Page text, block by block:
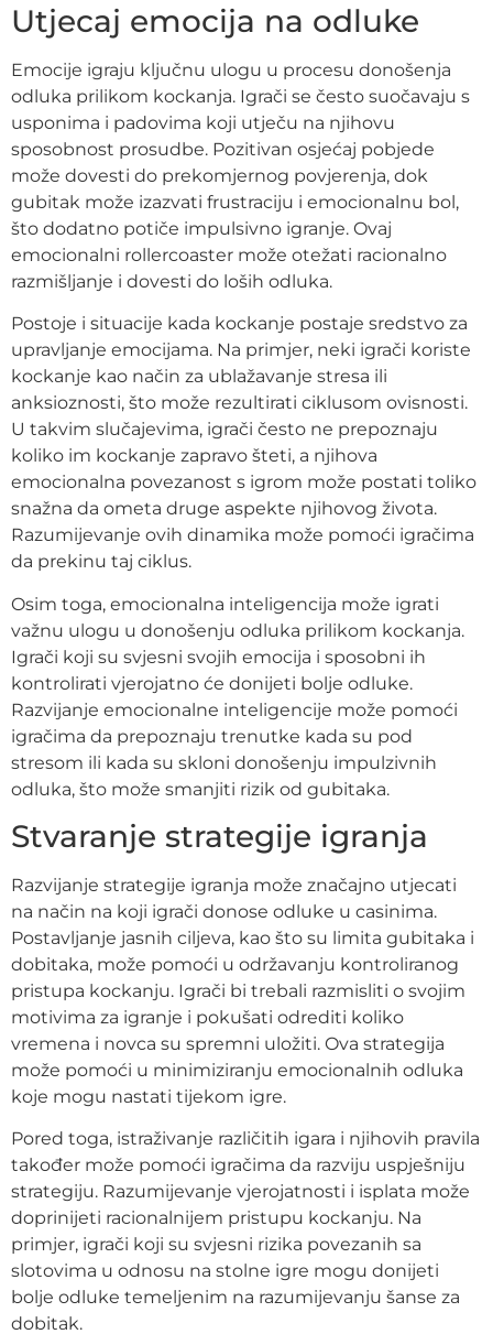
Utjecaj emocija na odluke
Emocije igraju ključnu ulogu u procesu donošenja
odluka prilikom kockanja. Igrači se često suočavaju s
usponima i padovima koji utječu na njihovu
sposobnost prosudbe. Pozitivan osjećaj pobjede
može dovesti do prekomjernog povjerenja, dok
gubitak može izazvati frustraciju i emocionalnu bol,
što dodatno potiče impulsivno igranje. Ovaj
emocionalni rollercoaster može otežati racionalno
razmišljanje i dovesti do loših odluka.
Postoje i situacije kada kockanje postaje sredstvo za
upravljanje emocijama. Na primjer, neki igrači koriste
kockanje kao način za ublažavanje stresa ili
anksioznosti, što može rezultirati ciklusom ovisnosti.
U takvim slučajevima, igrači često ne prepoznaju
koliko im kockanje zapravo šteti, a njihova
emocionalna povezanost s igrom može postati toliko
snažna da ometa druge aspekte njihovog života.
Razumijevanje ovih dinamika može pomoći igračima
da prekinu taj ciklus.
Osim toga, emocionalna inteligencija može igrati
važnu ulogu u donošenju odluka prilikom kockanja.
Igrači koji su svjesni svojih emocija i sposobni ih
kontrolirati vjerojatno će donijeti bolje odluke.
Razvijanje emocionalne inteligencije može pomoći
igračima da prepoznaju trenutke kada su pod
stresom ili kada su skloni donošenju impulzivnih
odluka, što može smanjiti rizik od gubitaka.
Stvaranje strategije igranja
Razvijanje strategije igranja može značajno utjecati
na način na koji igrači donose odluke u casinima.
Postavljanje jasnih ciljeva, kao što su limita gubitaka i
dobitaka, može pomoći u održavanju kontroliranog
pristupa kockanju. Igrači bi trebali razmisliti o svojim
motivima za igranje i pokušati odrediti koliko
vremena i novca su spremni uložiti. Ova strategija
može pomoći u minimiziranju emocionalnih odluka
koje mogu nastati tijekom igre.
Pored toga, istraživanje različitih igara i njihovih pravila
također može pomoći igračima da razviju uspješniju
strategiju. Razumijevanje vjerojatnosti i isplata može
doprinijeti racionalnijem pristupu kockanju. Na
primjer, igrači koji su svjesni rizika povezanih sa
slotovima u odnosu na stolne igre mogu donijeti
bolje odluke temeljenim na razumijevanju šanse za
dobitak.